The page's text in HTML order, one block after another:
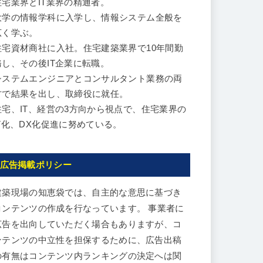
宅業界とIT業界の精通者。
学の情報学科に入学し、情報システム全般を
学ぶ。
宅資材商社に入社。住宅建築業界で10年間勤
し、その後IT企業に転職。
ステムエンジニアとコンサルタント業務の両
で結果を出し、取締役に就任。
宅、IT、経営の3方向から視点で、住宅業界の
、DX化促進に努めている。
広告掲載ポリシー
築現場の知恵袋では、自主的な意思に基づき
ンテンツの作成を行なっています。 事業者に
告を出向していただく場合もありますが、コ
テンツの中立性を担保するために、広告出稿
有無はコンテンツ内ランキングの決定へは関